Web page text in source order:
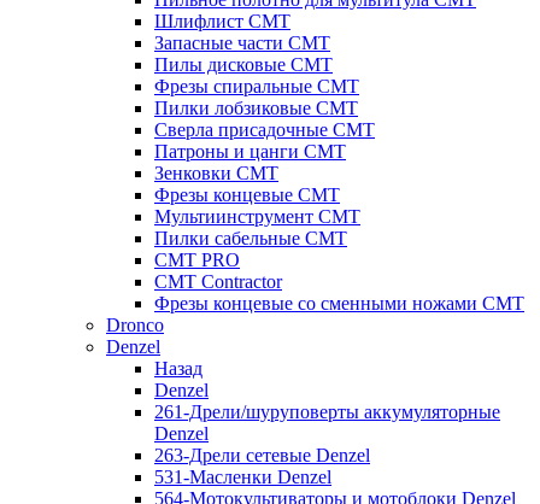
Шлифлист CMT
Запасные части CMT
Пилы дисковые CMT
Фрезы спиральные CMT
Пилки лобзиковые СМТ
Сверла присадочные СМТ
Патроны и цанги CMT
Зенковки СМТ
Фрезы концевые CMT
Мультиинструмент СМТ
Пилки сабельные СМТ
CMT PRO
CMT Contractor
Фрезы концевые со сменными ножами CMT
Dronco
Denzel
Назад
Denzel
261-Дрели/шуруповерты аккумуляторные
Denzel
263-Дрели сетевые Denzel
531-Масленки Denzel
564-Мотокультиваторы и мотоблоки Denzel